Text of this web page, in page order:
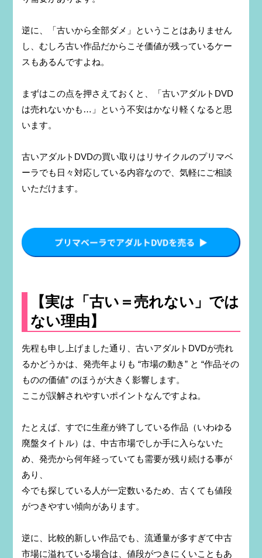
逆に、「古いから全部ダメ」ということはありません
し、むしろ古い作品だからこそ価値が残っているケー
スもあるんですよね。
まずはこの点を押さえておくと、「古いアダルトDVD
は売れないかも…」という不安はかなり軽くなると思
います。
古いアダルトDVDの買い取りはリサイクルのプリマベ
ーラでも日々対応している内容なので、気軽にご相談
いただけます。
【実は「古い＝売れない」では
ない理由】
先程も申し上げました通り、古いアダルトDVDが売れ
るかどうかは、発売年よりも “市場の動き” と “作品その
ものの価値” のほうが大きく影響します。
ここが誤解されやすいポイントなんですよね。
たとえば、すでに生産が終了している作品（いわゆる
廃盤タイトル）は、中古市場でしか手に入らないた
め、発売から何年経っていても需要が残り続ける事が
あり、
今でも探している人が一定数いるため、古くても値段
がつきやすい傾向があります。
逆に、比較的新しい作品でも、流通量が多すぎて中古
市場に溢れている場合は、値段がつきにくいこともあ